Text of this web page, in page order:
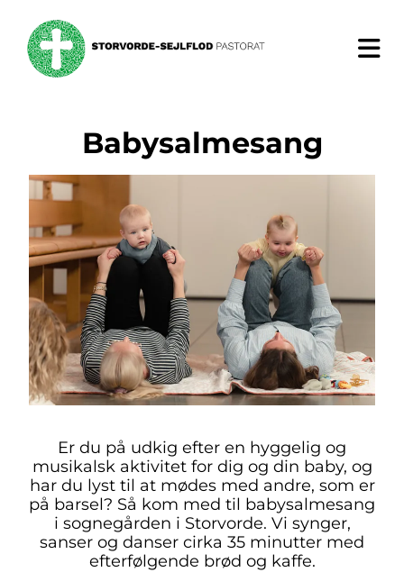
Babysalmesang
Er du på udkig efter en hyggelig og
musikalsk aktivitet for dig og din baby, og
har du lyst til at mødes med andre, som er
på barsel? Så kom med til babysalmesang
i sognegården i Storvorde. Vi synger,
sanser og danser cirka 35 minutter med
efterfølgende brød og kaffe.